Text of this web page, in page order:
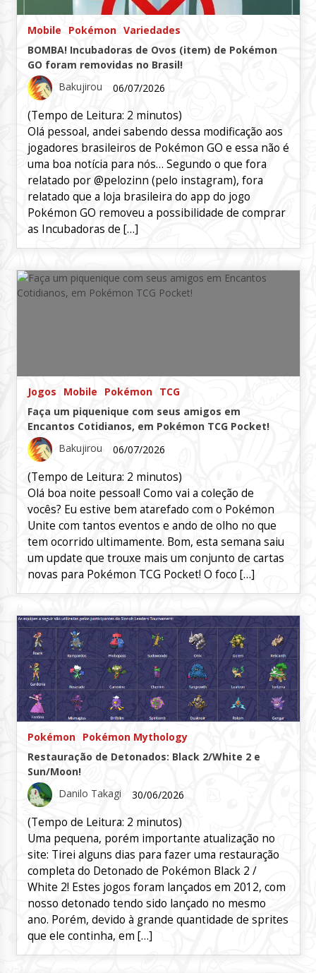
Mobile Pokémon Variedades
BOMBA! Incubadoras de Ovos (item) de Pokémon
GO foram removidas no Brasil!
Bakujirou
06/07/2026
(Tempo de Leitura: 2 minutos)
Olá pessoal, andei sabendo dessa modificação aos
jogadores brasileiros de Pokémon GO e essa não é
uma boa notícia para nós… Segundo o que fora
relatado por @pelozinn (pelo instagram), fora
relatado que a loja brasileira do app do jogo
Pokémon GO removeu a possibilidade de comprar
as Incubadoras de […]
Jogos Mobile Pokémon
TCG
Faça um piquenique com seus amigos em
Encantos Cotidianos, em Pokémon TCG Pocket!
Bakujirou
06/07/2026
(Tempo de Leitura: 2 minutos)
Olá boa noite pessoal! Como vai a coleção de
vocês? Eu estive bem atarefado com o Pokémon
Unite com tantos eventos e ando de olho no que
tem ocorrido ultimamente. Bom, esta semana saiu
um update que trouxe mais um conjunto de cartas
novas para Pokémon TCG Pocket! O foco […]
Pokémon
Pokémon Mythology
Restauração de Detonados: Black 2/White 2 e
Sun/Moon!
Danilo Takagi
30/06/2026
(Tempo de Leitura: 2 minutos)
Uma pequena, porém importante atualização no
site: Tirei alguns dias para fazer uma restauração
completa do Detonado de Pokémon Black 2 /
White 2! Estes jogos foram lançados em 2012, com
nosso detonado tendo sido lançado no mesmo
ano. Porém, devido à grande quantidade de sprites
que ele continha, em […]